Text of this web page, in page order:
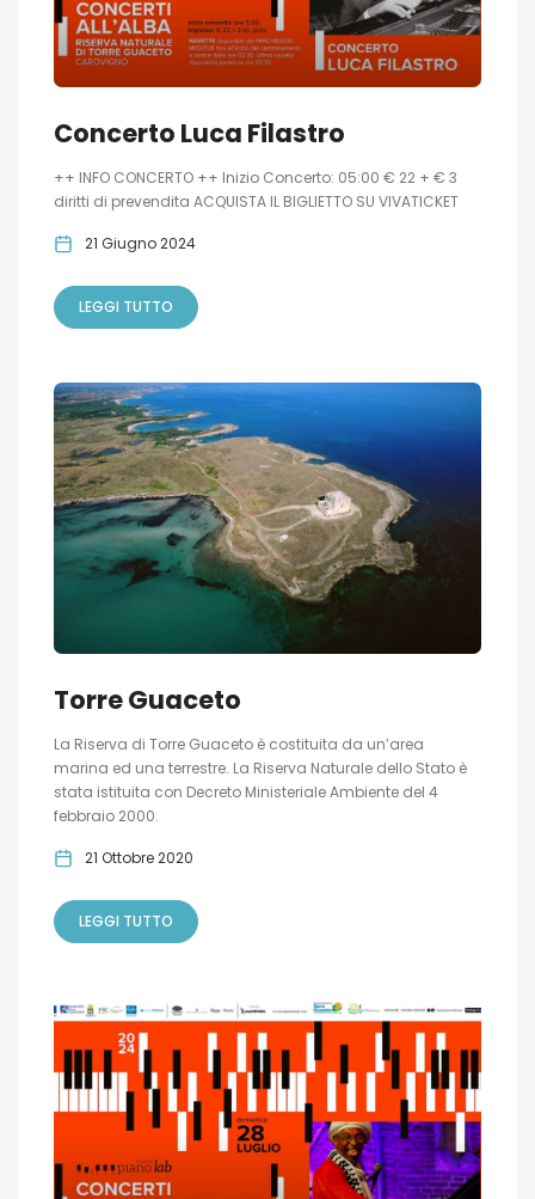
Concerto Luca Filastro
++ INFO CONCERTO ++ Inizio Concerto: 05:00 € 22 + € 3
diritti di prevendita ACQUISTA IL BIGLIETTO SU VIVATICKET
21 Giugno 2024
LEGGI TUTTO
Torre Guaceto
La Riserva di Torre Guaceto è costituita da un’area
marina ed una terrestre. La Riserva Naturale dello Stato è
stata istituita con Decreto Ministeriale Ambiente del 4
febbraio 2000.
21 Ottobre 2020
LEGGI TUTTO